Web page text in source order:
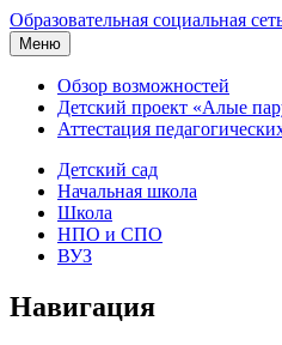
Образовательная социальная
Меню
Обзор возможностей
Детский проект «Алые
Аттестация
Детский сад
Начальная школа
Школа
НПО и СПО
ВУЗ
Навигация